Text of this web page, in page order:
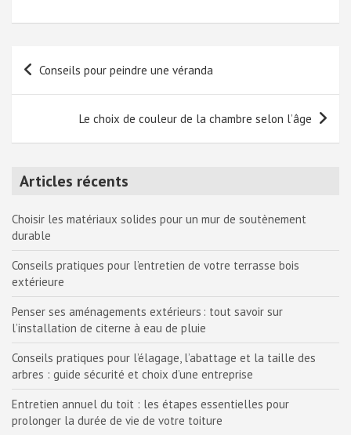
Navigation
de
Conseils pour peindre une véranda
Le choix de couleur de la chambre selon l’âge
Articles récents
Choisir les matériaux solides pour un mur de soutènement
durable
Conseils pratiques pour l’entretien de votre terrasse bois
extérieure
Penser ses aménagements extérieurs : tout savoir sur
l’installation de citerne à eau de pluie
Conseils pratiques pour l’élagage, l’abattage et la taille des
arbres : guide sécurité et choix d’une entreprise
Entretien annuel du toit : les étapes essentielles pour
prolonger la durée de vie de votre toiture